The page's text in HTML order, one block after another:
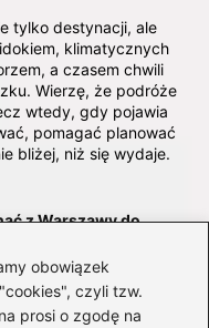
obowiązek
czyli tzw.
prosi o zgodę na
tylko destynacji, ale
klimatycznych
a czasem chwili
Wierzę, że podróże
wtedy, gdy pojawia
pomagać planować
bliżej, niż się wydaje.
z Warszawy do
aby był to